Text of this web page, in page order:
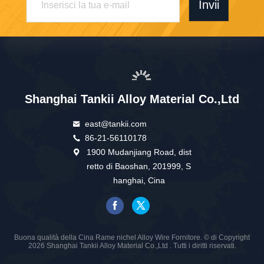
Invii
Shanghai Tankii Alloy Material Co.,Ltd
east@tankii.com
86-21-56110178
1900 Mudanjiang Road, dist
retto di Baoshan, 201999, S
hanghai, Cina
Buona qualità della Cina Rame nichel Alloy Wire Fornitore. © di Copyright
2026 Shanghai Tankii Alloy Material Co.,Ltd . Tutti i diritti riservati.